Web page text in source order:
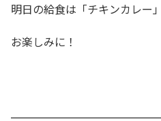
明日の給食は「チキンカレー」
お楽しみに！